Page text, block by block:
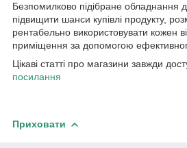
Безпомилково підібране обладнання
підвищити шанси купівлі продукту,
рентабельно використовувати кожен
приміщення за допомогою
Цікаві статті про магазини завжди
посилання
Приховати